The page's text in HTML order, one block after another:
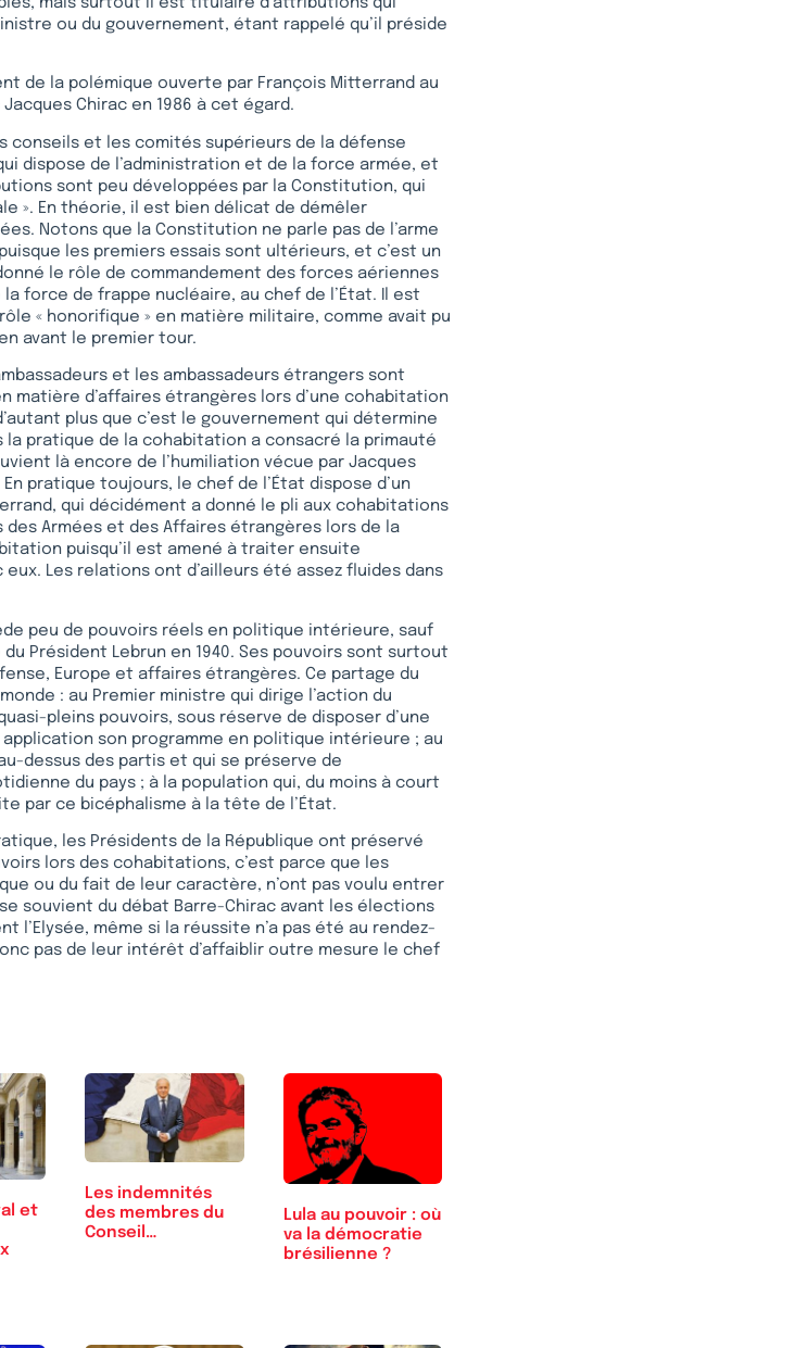
ou du gouvernement, étant rappelé qu’il préside
de la polémique ouverte par François Mitterrand au
Chirac en 1986 à cet égard.
conseils et les comités supérieurs de la défense
dispose de l’administration et de la force armée, et
sont peu développées par la Constitution, qui
». En théorie, il est bien délicat de démêler
Notons que la Constitution ne parle pas de l’arme
les premiers essais sont ultérieurs, et c’est un
le rôle de commandement des forces aériennes
force de frappe nucléaire, au chef de l’État. Il est
« honorifique » en matière militaire, comme avait pu
avant le premier tour.
et les ambassadeurs étrangers sont
matière d’affaires étrangères lors d’une cohabitation
plus que c’est le gouvernement qui détermine
pratique de la cohabitation a consacré la primauté
là encore de l’humiliation vécue par Jacques
pratique toujours, le chef de l’État dispose d’un
qui décidément a donné le pli aux cohabitations
Armées et des Affaires étrangères lors de la
puisqu’il est amené à traiter ensuite
Les relations ont d’ailleurs été assez fluides dans
peu de pouvoirs réels en politique intérieure, sauf
Président Lebrun en 1940. Ses pouvoirs sont surtout
Europe et affaires étrangères. Ce partage du
: au Premier ministre qui dirige l’action du
pleins pouvoirs, sous réserve de disposer d’une
son programme en politique intérieure ; au
dessus des partis et qui se préserve de
du pays ; à la population qui, du moins à court
par ce bicéphalisme à la tête de l’État.
les Présidents de la République ont préservé
lors des cohabitations, c’est parce que les
ou du fait de leur caractère, n’ont pas voulu entrer
souvient du débat Barre-Chirac avant les élections
l’Elysée, même si la réussite n’a pas été au rendez-
pas de leur intérêt d’affaiblir outre mesure le chef
et
Les indemnités
des membres du
Conseil…
Lula au pouvoir : où
va la démocratie
brésilienne ?